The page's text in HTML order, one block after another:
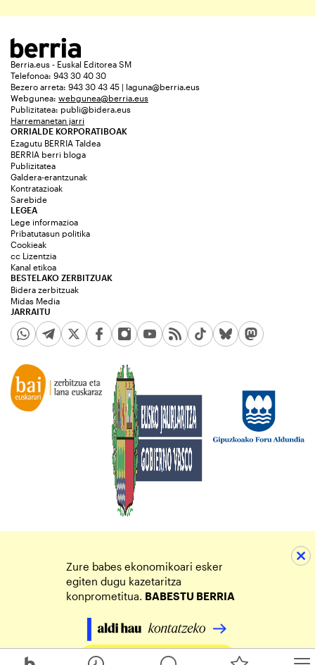
Berria.eus - Euskal Editorea SM
Telefonoa: 943 30 40 30
Bezero arreta: 943 30 43 45 | laguna@berria.eus
Webgunea: webgunea@berria.eus
Publizitatea: publi@bidera.eus
Harremanetan jarri
ORRIALDE KORPORATIBOAK
Ezagutu BERRIA Taldea
BERRIA berri bloga
Publizitatea
Galdera-erantzunak
Kontratazioak
Sarebide
JARRAITU
LEGEA
Lege informazioa
Pribatutasun politika
Cookieak
cc Lizentzia
Kanal etikoa
BESTELAKO ZERBITZUAK
Bidera zerbitzuak
Midas Media
Zure babes ekonomikoari esker
egiten dugu kazetaritza
konprometitua. BABESTU BERRIA
Egin zure ekarpena